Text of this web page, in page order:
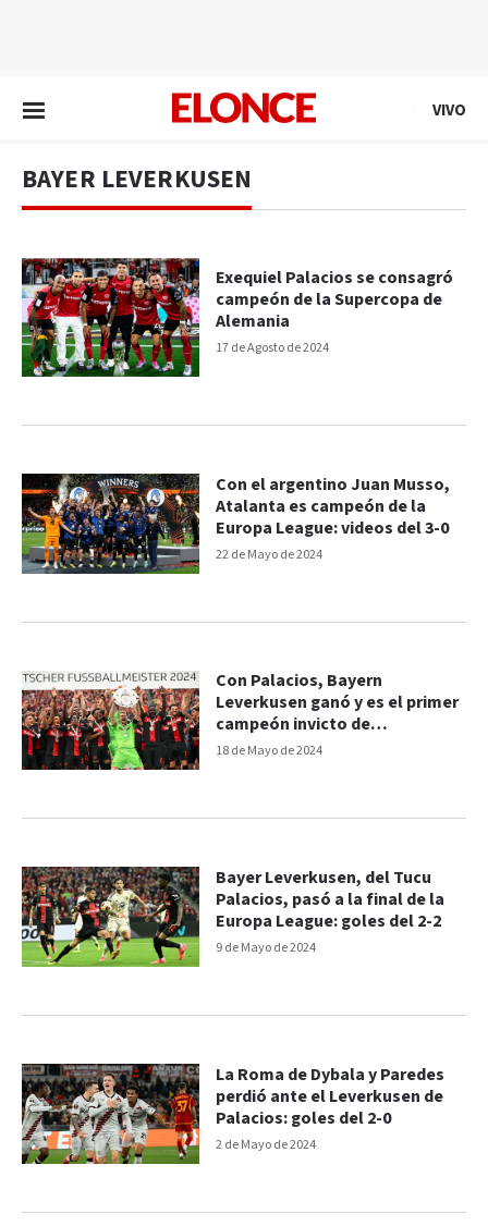
VIVO
BAYER LEVERKUSEN
17 de Agosto de 2024
Exequiel Palacios se consagró
campeón de la Supercopa de
Alemania
22 de Mayo de 2024
Con el argentino Juan Musso,
Atalanta es campeón de la
Europa League: videos del 3-0
18 de Mayo de 2024
Con Palacios, Bayern
Leverkusen ganó y es el primer
campeón invicto de
Bundesliga: goles del 2-1
9 de Mayo de 2024
Bayer Leverkusen, del Tucu
Palacios, pasó a la final de la
Europa League: goles del 2-2
2 de Mayo de 2024
La Roma de Dybala y Paredes
perdió ante el Leverkusen de
Palacios: goles del 2-0